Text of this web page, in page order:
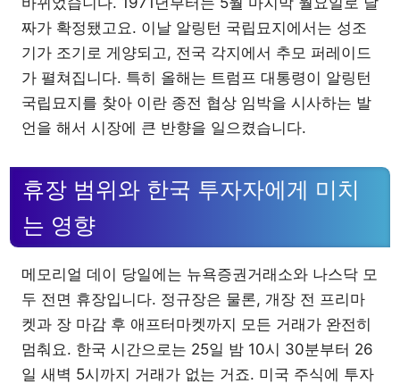
짜가 확정됐고요. 이날 알링턴 국립묘지에서는 성조
기가 조기로 게양되고, 전국 각지에서 추모 퍼레이드
가 펼쳐집니다. 특히 올해는 트럼프 대통령이 알링턴
국립묘지를 찾아 이란 종전 협상 임박을 시사하는 발
언을 해서 시장에 큰 반향을 일으켰습니다.
휴장 범위와 한국 투자자에게 미치
는 영향
메모리얼 데이 당일에는 뉴욕증권거래소와 나스닥 모
두 전면 휴장입니다. 정규장은 물론, 개장 전 프리마
켓과 장 마감 후 애프터마켓까지 모든 거래가 완전히
멈춰요. 한국 시간으로는 25일 밤 10시 30분부터 26
일 새벽 5시까지 거래가 없는 거죠. 미국 주식에 투자